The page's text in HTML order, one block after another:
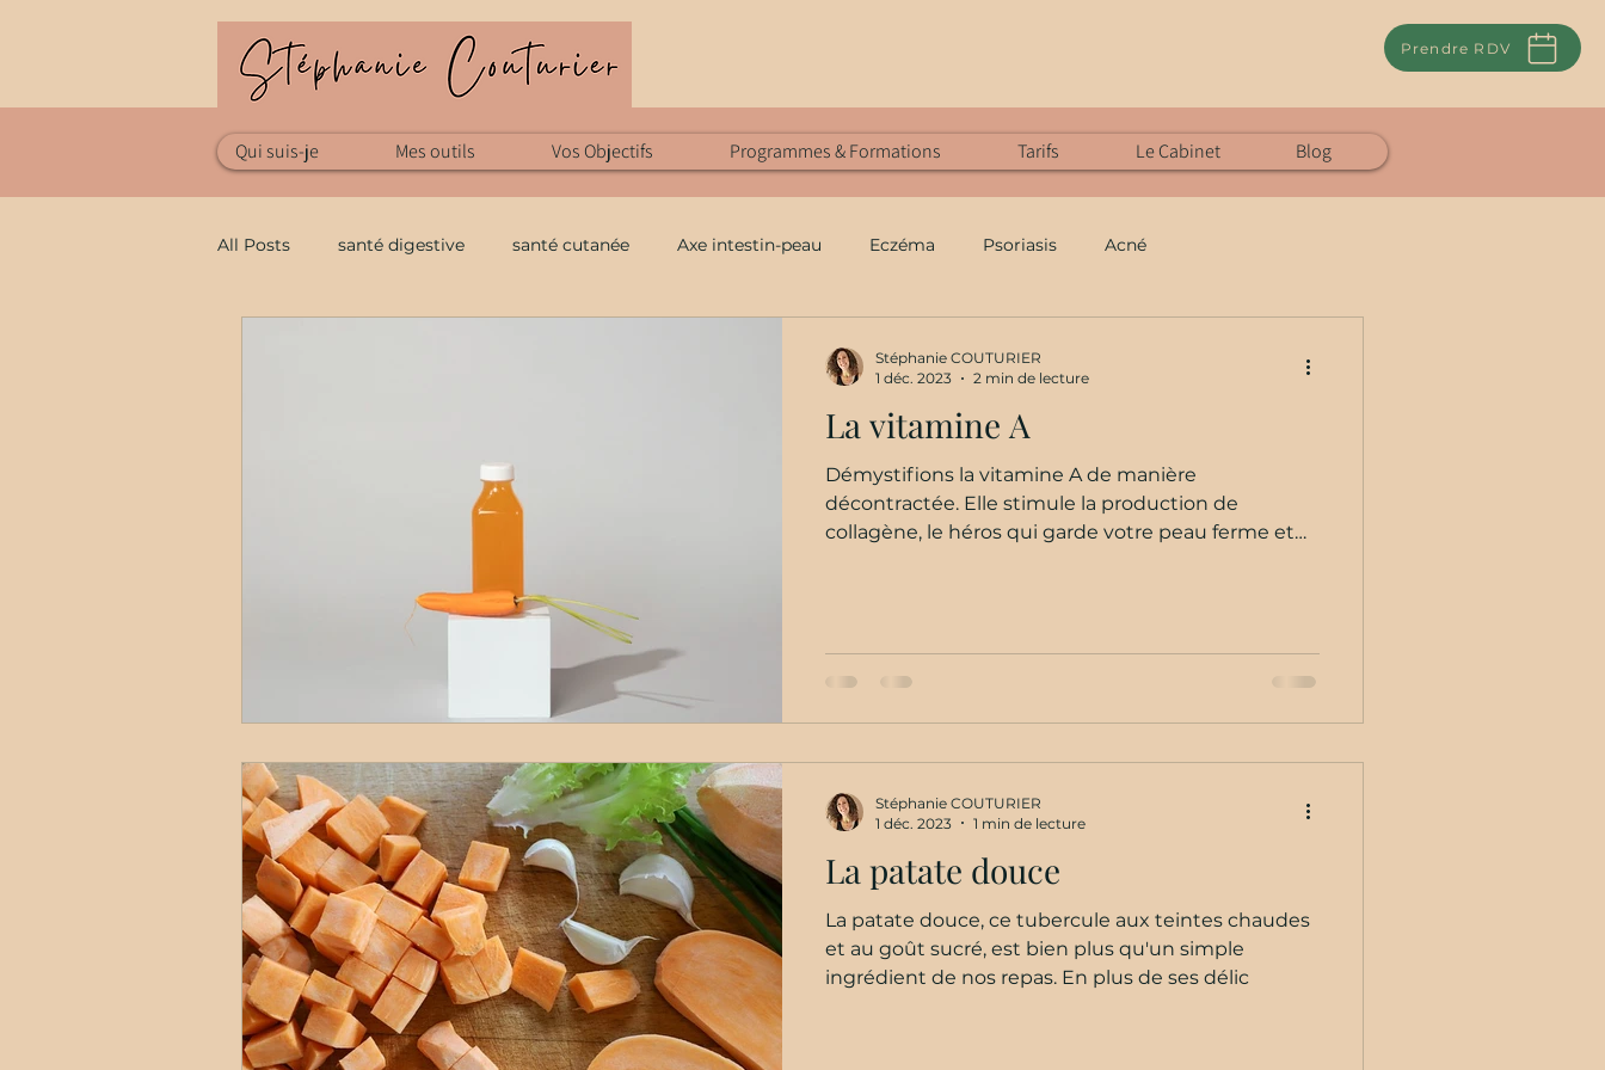
Prendre RDV
Qui suis-je Mes outils Vos Objectifs Programmes & Formations Tarifs Le Cabinet Blog
All Posts santé digestive santé cutanée Axe intestin-peau Eczéma Psoriasis Acné
Eczéma Micronutrition
La vitamine A
Démystifions la vitamine A de manière
décontractée. Elle stimule la production de
collagène, le héros qui garde votre peau ferme et
Stéphanie COUTURIER
1 déc. 2023
2 min de lecture
La patate douce
La patate douce, ce tubercule aux teintes chaudes
et au goût sucré, est bien plus qu'un simple
ingrédient de nos repas. En plus de ses délic
Stéphanie COUTURIER
1 déc. 2023
1 min de lecture